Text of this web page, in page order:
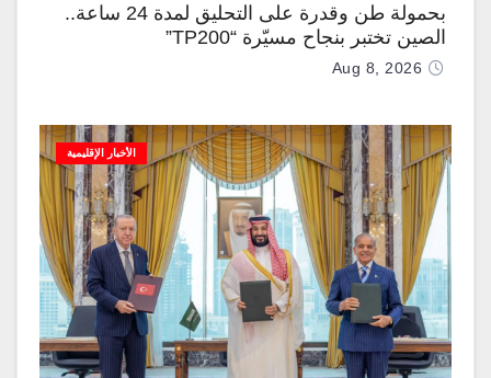
بحمولة طن وقدرة على التحليق لمدة 24 ساعة..
الصين تختبر بنجاح مسيّرة “TP200”
Aug 8, 2026
الأخبار الإقليمية